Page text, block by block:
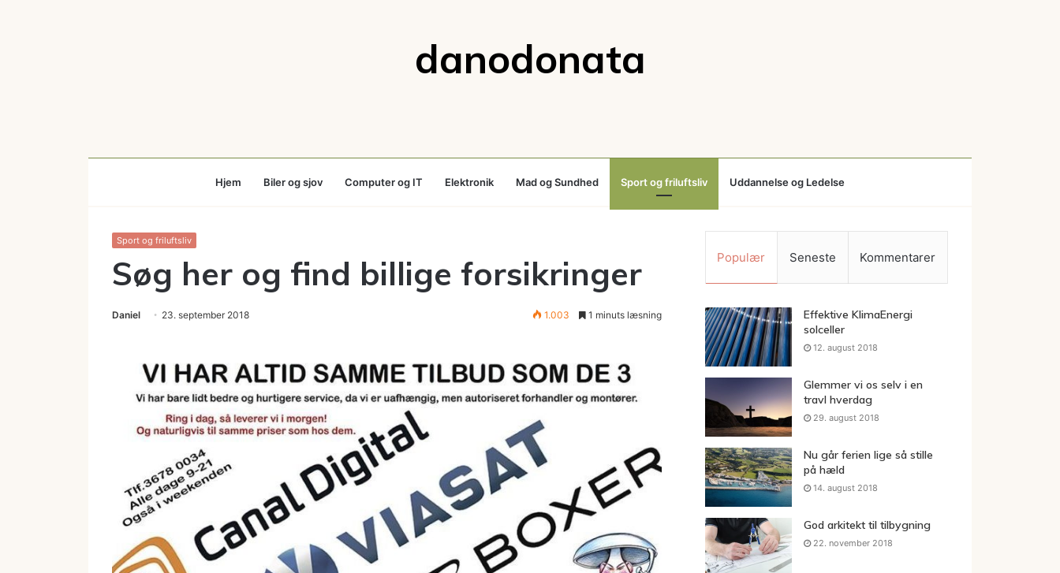
danodonata
Hjem Biler og sjov Computer og IT Elektronik Mad og Sundhed Sport og friluftsliv Uddannelse og Ledelse
Sport og friluftsliv
Søg her og find billige forsikringer
Daniel 23. september 2018 1.003 1 minuts læsning
Populær Seneste Kommentarer
Effektive KlimaEnergi
solceller
12. august 2018
Glemmer vi os selv i en
travl hverdag
29. august 2018
Nu går ferien lige så stille
på hæld
14. august 2018
God arkitekt til tilbygning
22. november 2018